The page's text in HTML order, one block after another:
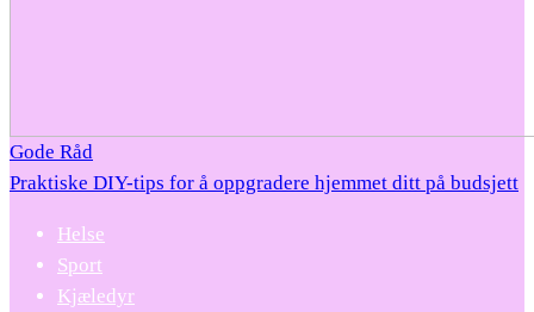
Gode Råd
Praktiske DIY-tips for å oppgradere hjemmet ditt på budsjett
Helse
Sport
Kjæledyr